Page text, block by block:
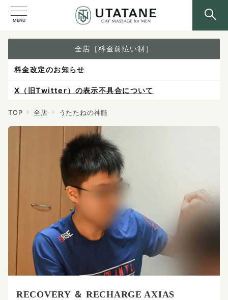
MENU
全店［料金前払い制］
料金改定のお知らせ
X（旧Twitter）の表示不具合について
ご予約は各店へ直接お問い合わせください。
料金は当日施術前にお支払いください。
感染症防止対策について
TOP 全店 うたたねの神髄
RECOVERY ＆ RECHARGE AXIAS